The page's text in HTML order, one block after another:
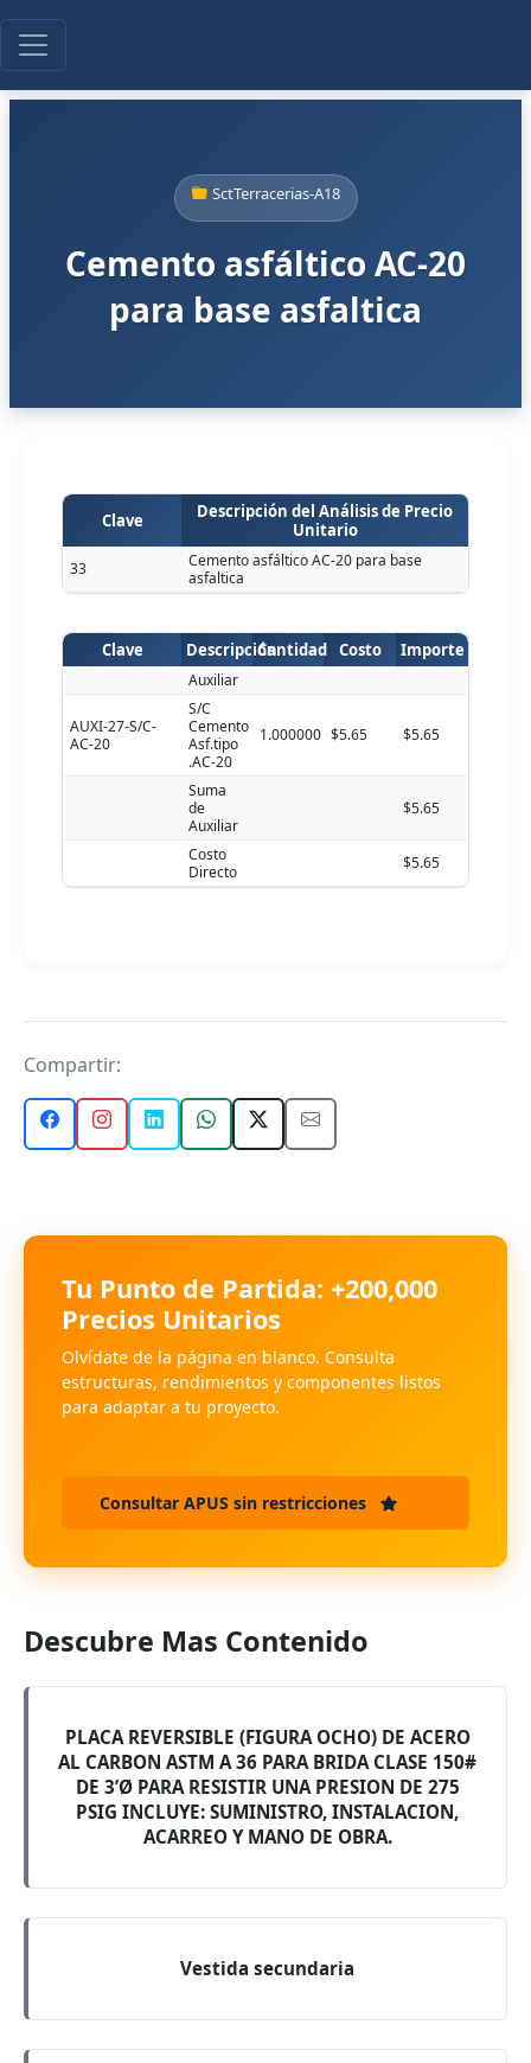
SctTerracerias-A18
Cemento asfáltico AC-20
para base asfaltica
Clave
Descripción del Análisis de Precio
Unitario
33
Cemento asfáltico AC-20 para base
asfaltica
Clave DescripciónCantidad Costo Importe
Auxiliar
AUXI-27-S/C-
AC-20
S/C
Cemento
Asf.tipo
.AC-20
1.000000 $5.65 $5.65
Suma
de
Auxiliar
$5.65
Costo
Directo
$5.65
Compartir:
Tu Punto de Partida: +200,000
Precios Unitarios
Olvídate de la página en blanco. Consulta
estructuras, rendimientos y componentes listos
para adaptar a tu proyecto.
Consultar APUS sin restricciones
Descubre Mas Contenido
PLACA REVERSIBLE (FIGURA OCHO) DE ACERO
AL CARBON ASTM A 36 PARA BRIDA CLASE 150#
DE 3’Ø PARA RESISTIR UNA PRESION DE 275
PSIG INCLUYE: SUMINISTRO, INSTALACION,
ACARREO Y MANO DE OBRA.
Vestida secundaria